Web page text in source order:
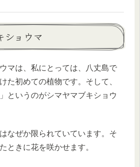
ショウマ
マは、私にとっては、八丈島で
た初めての植物です。そして、
というのがシマヤマブキショウ
なぜか限られていています。そ
ときに花を咲かせます。